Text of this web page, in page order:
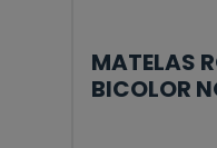
MATELAS
BICOLOR